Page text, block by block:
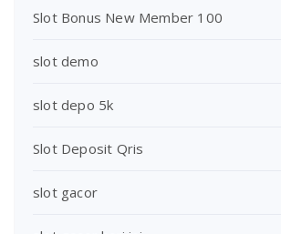
Slot Bonus New Member 100
slot demo
slot depo 5k
Slot Deposit Qris
slot gacor